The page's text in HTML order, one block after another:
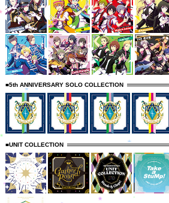
■5th ANNIVERSARY SOLO COLLECTION
■UNIT COLLECTION